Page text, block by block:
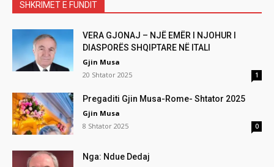
SHKRIMET E FUNDIT
VERA GJONAJ – NJË EMËR I NJOHUR I
DIASPORËS SHQIPTARE NË ITALI
Gjin Musa
20 Shtator 2025
1
Pregaditi Gjin Musa-Rome- Shtator 2025
Gjin Musa
8 Shtator 2025
0
Nga: Ndue Dedaj